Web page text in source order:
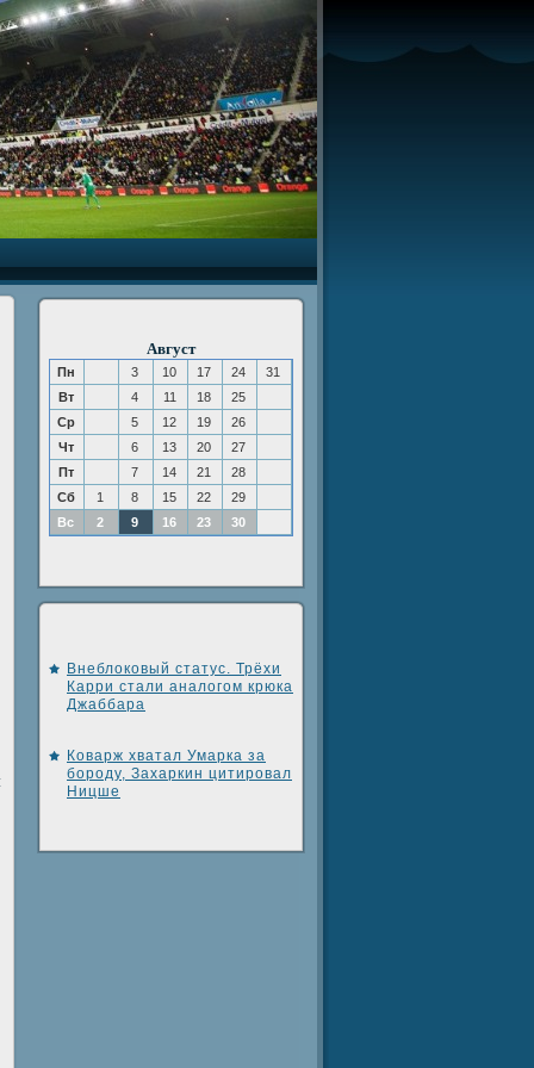
Август
Пн 3 10 17 24
31
Вт
4 11 18
25
Ср
5 12 19
26
Чт
6 13 20
27
Пт
7 14 21
28
Сб
1 8 15 22
29
Вс
2 9 16 23 30
Внеблоковый статус. Трёхи
Карри стали аналогом крюка
Джаббара
Коварж хватал Умарка за
бороду, Захаркин цитировал
Ницше